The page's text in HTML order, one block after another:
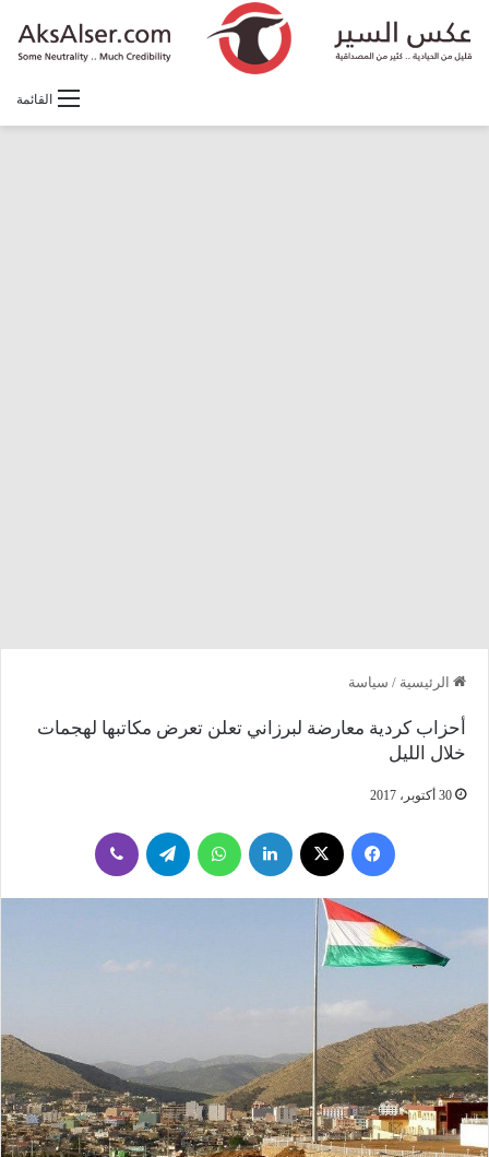
القائمة
الرئيسية / سياسة
أحزاب كردية معارضة لبرزاني تعلن تعرض مكاتبها لهجمات
خلال الليل
30 أكتوبر، 2017
فيسبوك لينكدإن واتساب تيلقرام